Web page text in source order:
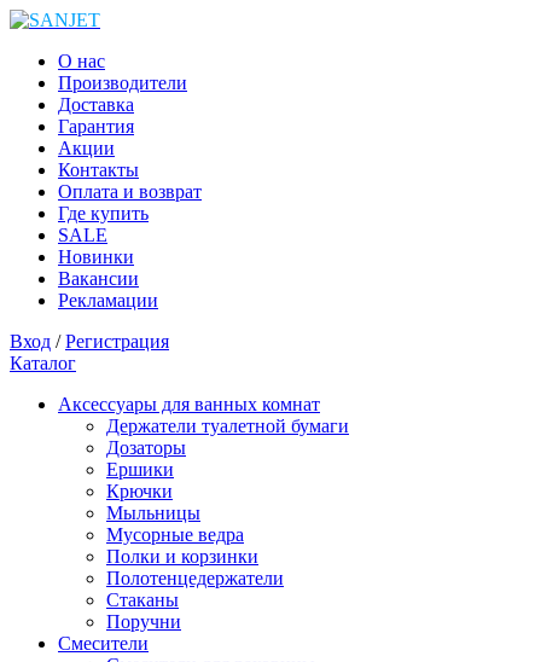
О нас
Производители
Доставка
Гарантия
Акции
Контакты
Оплата и возврат
Где купить
SALE
Новинки
Вакансии
Рекламации
Вход /Регистрация
Каталог
Аксессуары для ванных комнат
Держатели туалетной бумаги
Дозаторы
Ершики
Крючки
Мыльницы
Мусорные ведра
Полки и корзинки
Полотенцедержатели
Стаканы
Поручни
Смесители